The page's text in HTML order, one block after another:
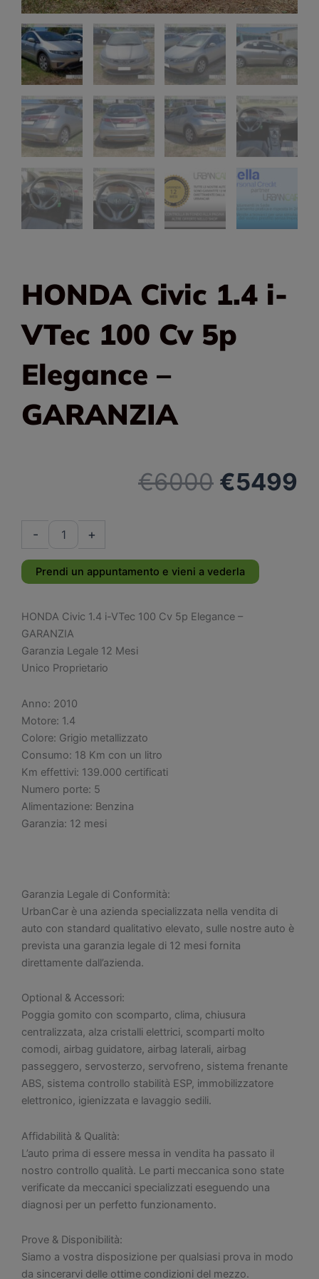
HONDA Civic 1.4 i-
VTec 100 Cv 5p
Elegance –
GARANZIA
€6000 Il
originale
€5499
-
i-
VTec
Cv
Elegance
-
GARANZIA
+
Prendi un appuntamento e vieni a vederla
HONDA Civic 1.4 i-VTec 100 Cv 5p Elegance –
GARANZIA
Garanzia Legale 12 Mesi
Unico Proprietario
Anno: 2010
Motore: 1.4
Colore: Grigio metallizzato
Consumo: 18 Km con un litro
Km effettivi: 139.000 certificati
Numero porte: 5
Alimentazione: Benzina
Garanzia: 12 mesi
Garanzia Legale di Conformità:
UrbanCar è una azienda specializzata nella vendita di
auto con standard qualitativo elevato, sulle nostre auto è
prevista una garanzia legale di 12 mesi fornita
direttamente dall’azienda.
Optional & Accessori:
Poggia gomito con scomparto, clima, chiusura
centralizzata, alza cristalli elettrici, scomparti molto
comodi, airbag guidatore, airbag laterali, airbag
passeggero, servosterzo, servofreno, sistema frenante
ABS, sistema controllo stabilità ESP, immobilizzatore
elettronico, igienizzata e lavaggio sedili.
Affidabilità & Qualità:
L’auto prima di essere messa in vendita ha passato il
nostro controllo qualità. Le parti meccanica sono state
verificate da meccanici specializzati eseguendo una
diagnosi per un perfetto funzionamento.
Prove & Disponibilità:
Siamo a vostra disposizione per qualsiasi prova in modo
da sincerarvi delle ottime condizioni del mezzo.